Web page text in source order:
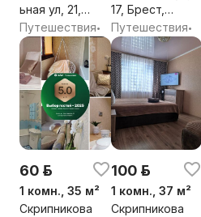
ьная ул, 21,
Брест,
Брестская обл.
Путешествия•
17, Брест,
Брестская обл.
Путешествия•
60 р.
1 комн., 35 м²
Скрипникова
100 р.
1 комн., 37 м²
Скрипникова